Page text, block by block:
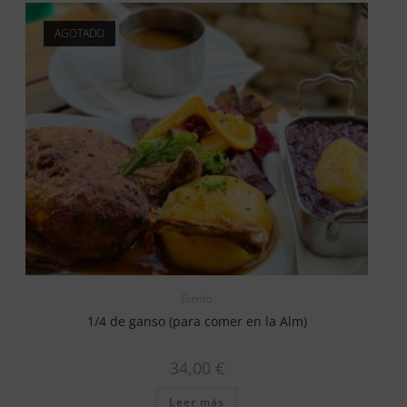
AGOTADO
1/4 de ganso (para comer en la Alm)
34,00 €
Leer más